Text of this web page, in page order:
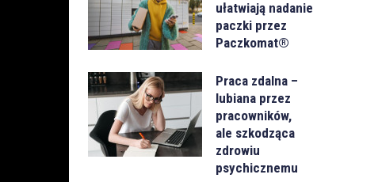
ułatwiają nadanie
paczki przez
Paczkomat®
Praca zdalna –
lubiana przez
pracowników,
ale szkodząca
zdrowiu
psychicznemu